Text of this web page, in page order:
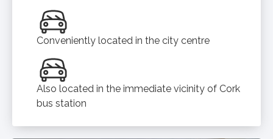
Conveniently located in the city centre
Also located in the immediate vicinity of Cork
bus station